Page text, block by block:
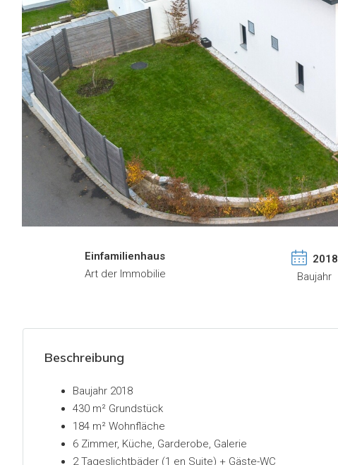
Einfamilienhaus
Art der Immobilie
2018
Baujahr
Beschreibung
Baujahr 2018
430 m² Grundstück
184 m² Wohnfläche
6 Zimmer, Küche, Garderobe, Galerie
2 Tageslichtbäder (1 en Suite) + Gäste-WC